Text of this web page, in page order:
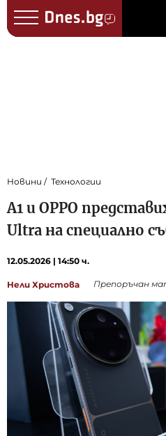
Новини Технологии
A1 и OPPO
Ultra на специално
12.05.2026 | 14:50 ч.
Нели Христова Препоръчан